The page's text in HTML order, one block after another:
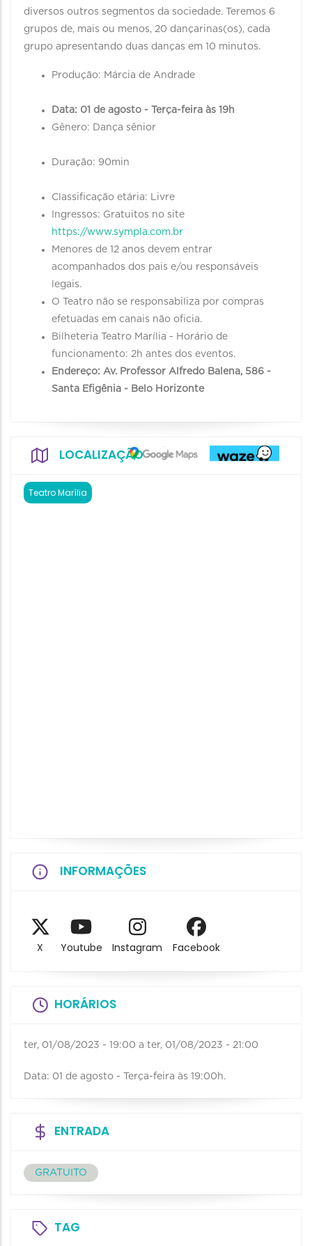
diversos outros segmentos da sociedade. Teremos 6
grupos de, mais ou menos, 20 dançarinas(os), cada
grupo apresentando duas danças em 10 minutos.
Produção: Márcia de Andrade
Data: 01 de agosto - Terça-feira às 19h
Gênero: Dança sênior
Duração: 90min
Classificação etária: Livre
Ingressos: Gratuitos no site
https://www.sympla.com.br
Menores de 12 anos devem entrar
acompanhados dos pais e/ou responsáveis
legais.
O Teatro não se responsabiliza por compras
efetuadas em canais não oficia.
Bilheteria Teatro Marília - Horário de
funcionamento: 2h antes dos eventos.
Endereço: Av. Professor Alfredo Balena, 586 -
Santa Efigênia - Belo Horizonte
LOCALIZAÇÃO
Teatro Marília
INFORMAÇÕES
X Youtube Instagram Facebook
HORÁRIOS
ter, 01/08/2023 - 19:00 a ter, 01/08/2023 - 21:00
Data: 01 de agosto - Terça-feira às 19:00h.
ENTRADA
GRATUITO
TAG